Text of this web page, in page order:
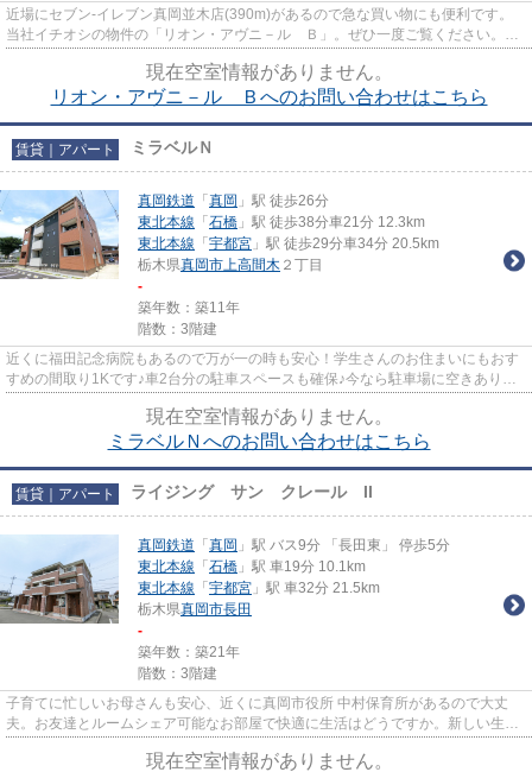
近場にセブン-イレブン真岡並木店(390m)があるので急な買い物にも便利です。
当社イチオシの物件の「リオン・アヴニ－ル Ｂ」。ぜひ一度ご覧ください。快
現在空室情報がありません。
リオン・アヴニ－ル Ｂへのお問い合わせはこちら
賃貸｜アパート ミラベルＮ
真岡鉄道 「 真岡 」駅 徒歩26分
東北本線 「 石橋 」駅 徒歩38分車21分 12.3km
東北本線 「 宇都宮 」駅 徒歩29分車34分 20.5km
栃木県真岡市上高間木 ２丁目
-
築年数：築11年
階数：3階建
近くに福田記念病院もあるので万が一の時も安心！学生さんのお住まいにもおす
すめの間取り1Kです♪車2台分の駐車スペースも確保♪今なら駐車場に空きあり、
現在空室情報がありません。
ミラベルＮへのお問い合わせはこちら
賃貸｜アパート ライジング サン クレール II
真岡鉄道 「 真岡 」駅 バス9分 「長田東」 停歩5分
東北本線 「 石橋 」駅 車19分 10.1km
東北本線 「 宇都宮 」駅 車32分 21.5km
栃木県真岡市長田
-
築年数：築21年
階数：3階建
子育てに忙しいお母さんも安心、近くに真岡市役所 中村保育所があるので大丈
夫。お友達とルームシェア可能なお部屋で快適に生活はどうですか。新しい生活
現在空室情報がありません。